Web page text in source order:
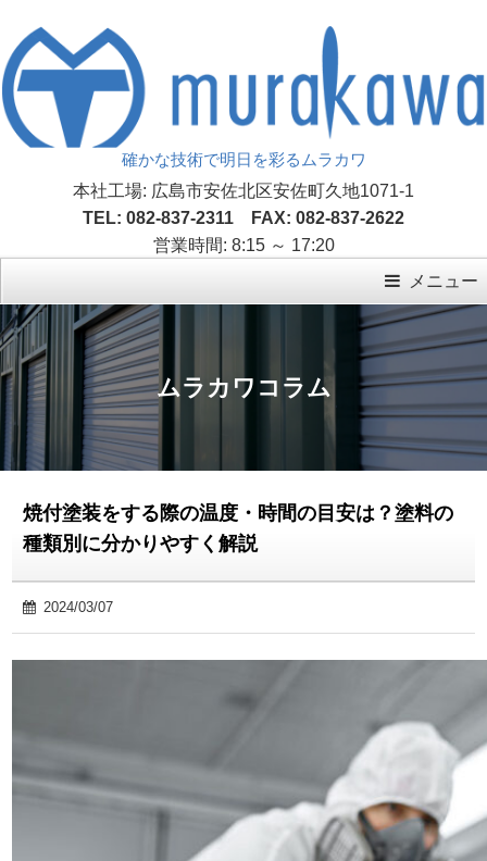
確かな技術で明日を彩るムラカワ
本社工場: 広島市安佐北区安佐町久地1071-1
TEL: 082-837-2311 FAX: 082-837-2622
営業時間: 8:15 ～ 17:20
メニュー
ムラカワコラム
焼付塗装をする際の温度・時間の目安は？塗料の
種類別に分かりやすく解説
2024/03/07